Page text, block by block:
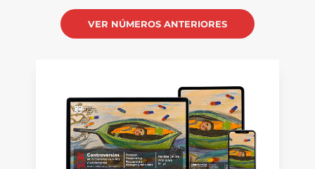
VER NÚMEROS ANTERIORES